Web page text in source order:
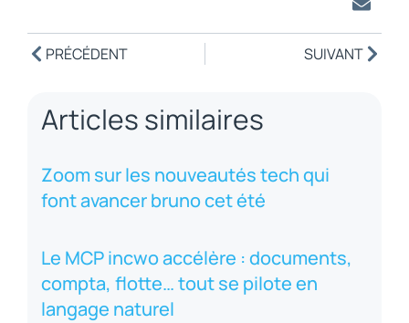
Articles similaires
Zoom sur les nouveautés tech qui
font avancer bruno cet été
Le MCP incwo accélère : documents,
compta, flotte… tout se pilote en
langage naturel
PRÉCÉDENT SUIVANT